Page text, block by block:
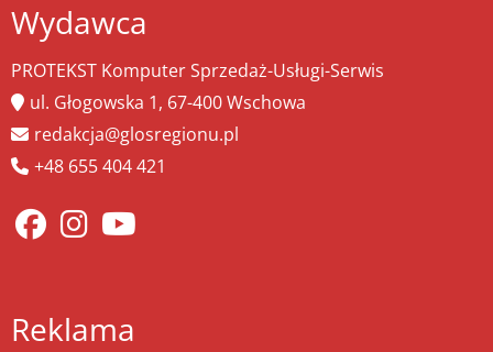
Wydawca
PROTEKST Komputer Sprzedaż-Usługi-Serwis
ul. Głogowska 1, 67-400 Wschowa
redakcja@glosregionu.pl
+48 655 404 421
Reklama